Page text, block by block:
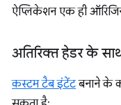
ऐप्लिकेशन एक ही
अतिरिक्त हेडर के
कस्टम टैब इंटेंटबनाने के